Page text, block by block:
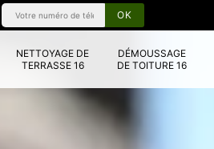
NETTOYAGE DE
TERRASSE 16
DÉMOUSSAGE
DE TOITURE 16